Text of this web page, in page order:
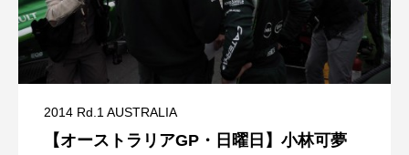
2014 Rd.1 AUSTRALIA
【オーストラリアGP・日曜日】小林可夢